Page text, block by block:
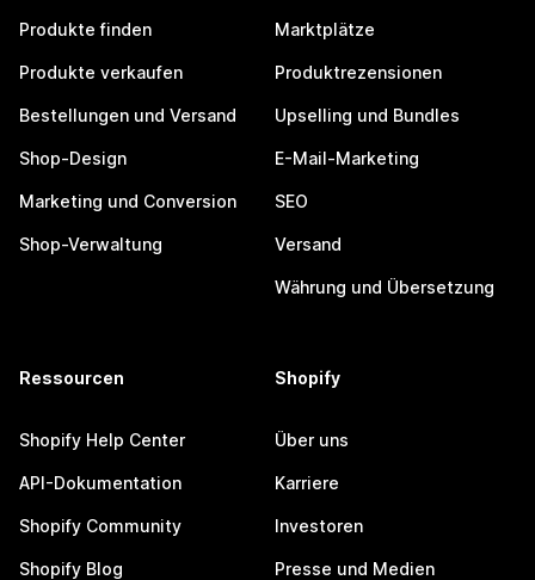
Produkte finden
Produkte verkaufen
Bestellungen und Versand
Shop-Design
Marketing und Conversion
Shop-Verwaltung
Marktplätze
Produktrezensionen
Upselling und Bundles
E-Mail-Marketing
SEO
Versand
Währung und Übersetzung
Ressourcen
Shopify Help Center
API-Dokumentation
Shopify Community
Shopify Blog
Shopify
Über uns
Karriere
Investoren
Presse und Medien